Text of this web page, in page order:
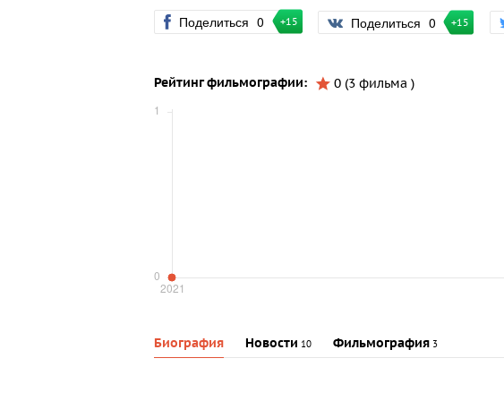
Поделиться 0 +15 Поделиться 0 +15
Рейтинг фильмографии:
0 (3 фильма )
Биография Новости 10 Фильмография 3